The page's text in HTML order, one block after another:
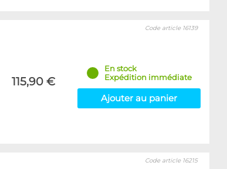
115,90 €
Code article 16139
En stock
Expédition immédiate
Ajouter au panier
Code article 16215